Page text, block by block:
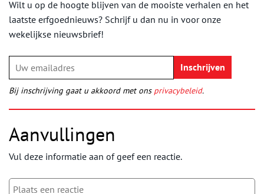
Wilt u op de hoogte blijven van de mooiste verhalen en het
laatste erfgoednieuws? Schrijf u dan nu in voor onze
wekelijkse nieuwsbrief!
Bij inschrijving gaat u akkoord met ons privacybeleid.
Aanvullingen
Vul deze informatie aan of geef een reactie.